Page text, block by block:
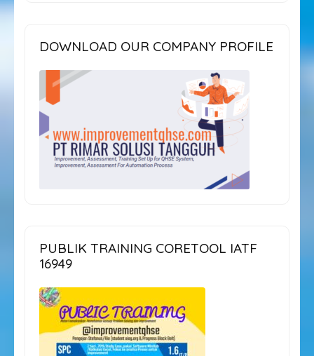
DOWNLOAD OUR COMPANY PROFILE
PUBLIK TRAINING CORETOOL IATF
16949